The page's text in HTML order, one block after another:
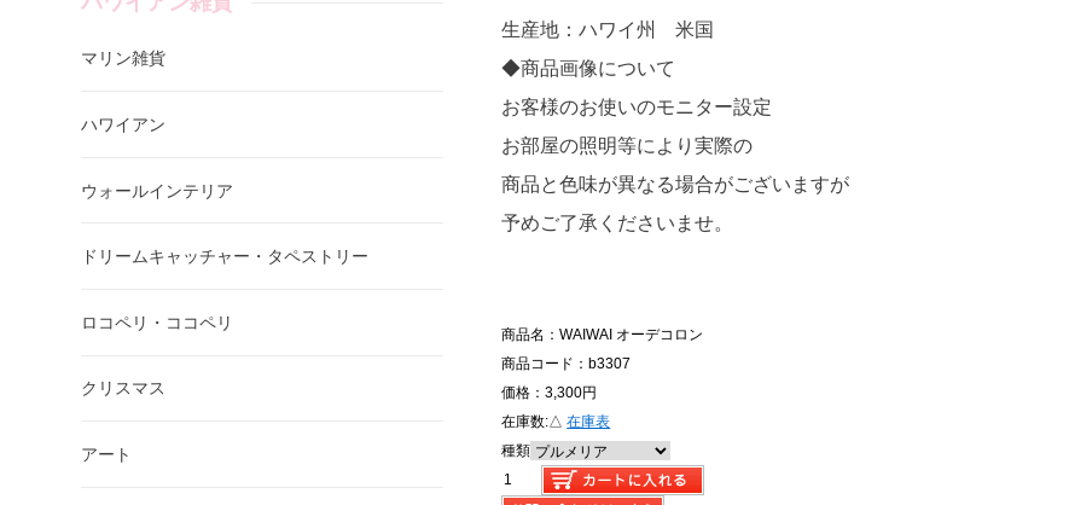
生産地：ハワイ州 米国
◆商品画像について
お客様のお使いのモニター設定
お部屋の照明等により実際の
商品と色味が異なる場合がございますが
予めご了承くださいませ。
商品名：WAIWAI オーデコロン
商品コード：b3307
価格：3,300円
在庫数:△ 在庫表
種類
マリン雑貨
ハワイアン
ウォールインテリア
ドリームキャッチャー・タペストリー
ロコペリ・ココペリ
クリスマス
アート